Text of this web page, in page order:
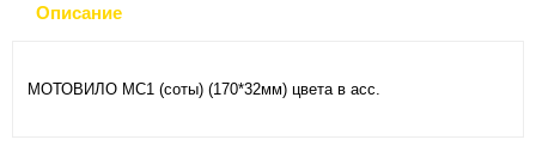
Описание
МОТОВИЛО МС1 (соты) (170*32мм) цвета в асс.